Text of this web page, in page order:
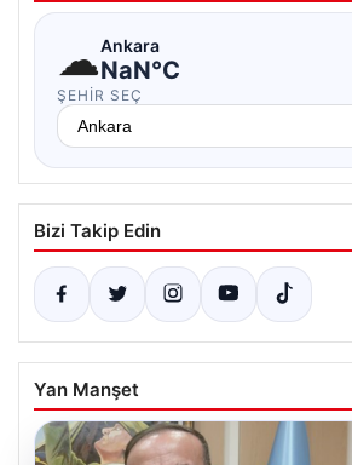
☁Ankara
NaN°C
ŞEHIR SEÇ
Bizi Takip Edin
Yan Manşet